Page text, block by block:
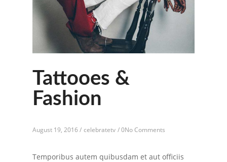
Tattooes &
Fashion
August 19, 2016 / celebratetv /0No Comments
Temporibus autem quibusdam et aut officiis